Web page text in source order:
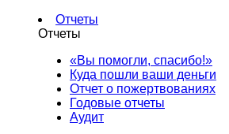
Отчеты
Отчеты
«Вы помогли, спасибо!»
Куда пошли ваши деньги
Отчет о пожертвованиях
Годовые отчеты
Аудит